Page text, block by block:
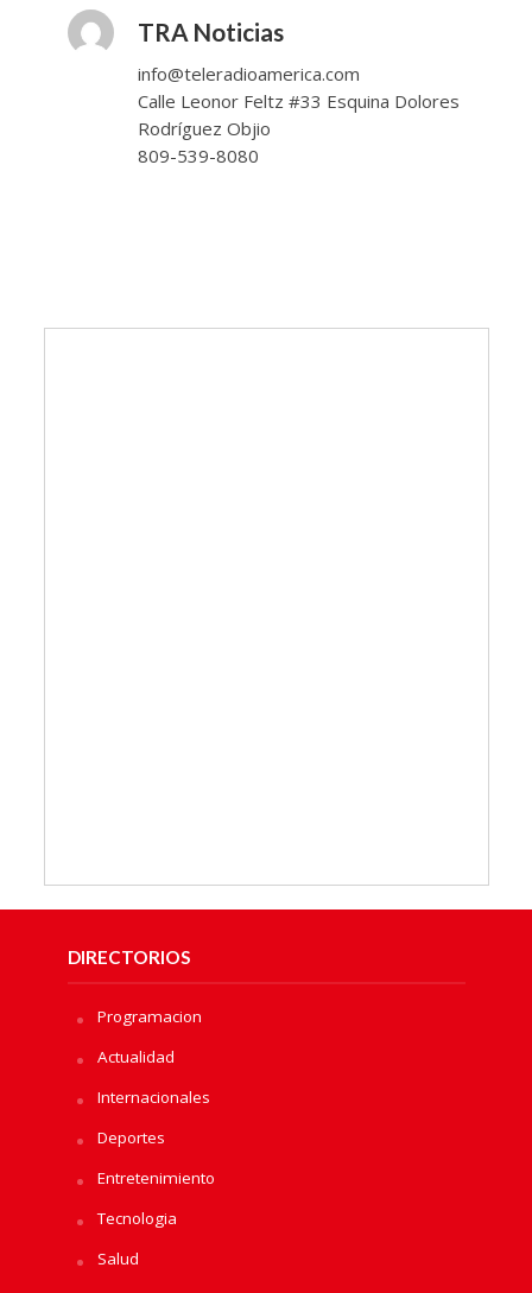
TRA Noticias
info@teleradioamerica.com
Calle Leonor Feltz #33 Esquina Dolores
Rodríguez Objio
809-539-8080
DIRECTORIOS
Programacion
Actualidad
Internacionales
Deportes
Entretenimiento
Tecnologia
Salud